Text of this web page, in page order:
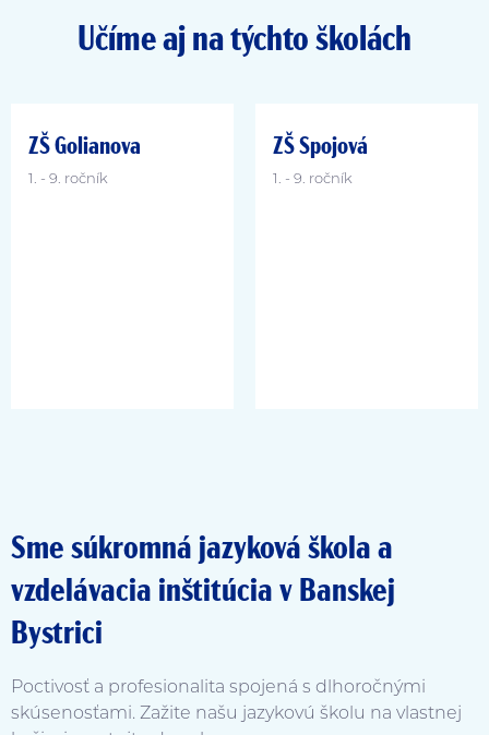
Učíme aj na týchto školách
ZŠ Golianova
1. - 9. ročník
ZŠ Spojová
1. - 9. ročník
Sme súkromná jazyková škola a
vzdelávacia inštitúcia v Banskej
Bystrici
Poctivosť a profesionalita spojená s dlhoročnými
skúsenosťami. Zažite našu jazykovú školu na vlastnej